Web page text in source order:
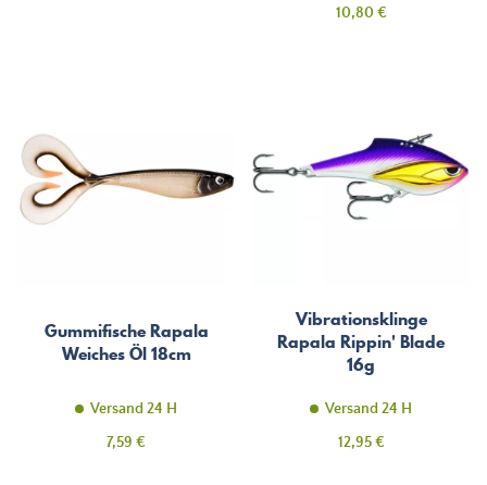
Preis
10,80 €
Gummifische Rapala
Weiches Öl 18cm
Versand 24 H
Preis
7,59 €
Vibrationsklinge
Rapala Rippin' Blade
16g
Versand 24 H
Preis
12,95 €